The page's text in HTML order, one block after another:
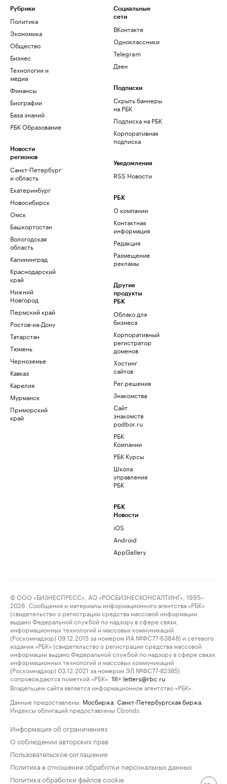
Рубрики
Политика
Экономика
Общество
Бизнес
Технологии и
медиа
Финансы
Биографии
База знаний
РБК Образование
Новости
регионов
Санкт-Петербург
и область
Екатеринбург
Новосибирск
Омск
Башкортостан
Вологодская
область
Калининград
Краснодарский
край
Нижний
Новгород
Пермский край
Ростов-на-Дону
Татарстан
Тюмень
Черноземье
Кавказ
Карелия
Мурманск
Приморский
край
Социальные
сети
ВКонтакте
Одноклассники
Telegram
Дзен
Подписки
Скрыть баннеры
на РБК
Подписка на РБК
Корпоративная
подписка
Уведомления
RSS Новости
РБК
О компании
Контактная
информация
Редакция
Размещение
рекламы
Другие
продукты
РБК
Облако для
бизнеса
Корпоративный
регистратор
доменов
Хостинг
сайтов
Рег.решения
Знакомства
Сайт
знакомств
podbor.ru
РБК
Компании
РБК Курсы
Школа
управления
РБК
РБК
Новости
iOS
Android
AppGallery
© ООО «БИЗНЕСПРЕСС», АО «РОСБИЗНЕСКОНСАЛТИНГ», 1995–
2026. Сообщения и материалы информационного агентства «РБК»
(свидетельство о регистрации средства массовой информации
выдано Федеральной службой по надзору в сфере связи,
информационных технологий и массовых коммуникаций
(Роскомнадзор) 09.12.2015 за номером ИА №ФС77-63848) и сетевого
издания «РБК» (свидетельство о регистрации средства массовой
информации выдано Федеральной службой по надзору в сфере связи,
информационных технологий и массовых коммуникаций
(Роскомнадзор) 03.12.2021 за номером ЭЛ №ФС77-82385)
сопровождаются пометкой «РБК».
18+ letters@rbc.ru
Владельцем сайта является информационное агентство «РБК».
Данные предоставлены: Мосбиржа Санкт-Петербургская биржа
Индексы облигаций предоставлены Cbonds.
Информация об ограничениях
О соблюдении авторских прав
Пользовательское соглашение
Политика в отношении обработки персональных данных
Политика обработки файлов cookie